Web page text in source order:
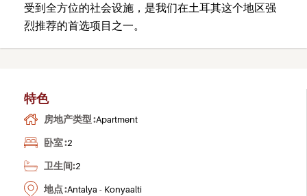
受到全方位的社会设施，是我们在土耳其这个地区强
烈推荐的首选项目之一。
特色
房地产类型 :Apartment
卧室 :2
卫生间:2
地点 :Antalya - Konyaalti